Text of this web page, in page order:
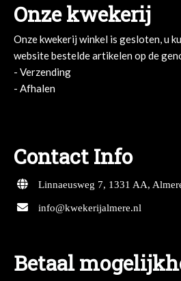
Onze kwekerij
Onze kwekerij winkel is gesloten, u
website bestelde artikelen op de
- Verzending
- Afhalen
Contact Info
Linnaeusweg 7, 1331 AA,
info@kwekerijalmere.nl
Betaal